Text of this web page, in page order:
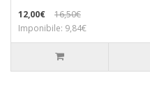
12,00€
16,50€
Imponibile: 9,84€